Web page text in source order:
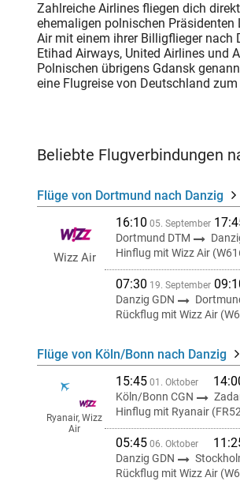
Zahlreiche Airlines fliegen dich
ehemaligen polnischen
Air mit einem ihrer Billigflieger
Etihad Airways, United Airlines und
Polnischen übrigens Gdansk
eine Flugreise von Deutschland
Beliebte Flugverbindungen
Flüge von Dortmund nach Danzig
16:10 05. September
Dortmund DTM
Hinflug mit Wizz Air
07:30 19. September
Danzig GDN
Rückflug mit Wizz Air
Wizz Air
Flüge von Köln/Bonn nach Danzig
15:45 01. Oktober
Köln/Bonn CGN
Hinflug mit Ryanair
05:45 06. Oktober
Danzig GDN
Rückflug mit Wizz Air
Ryanair, Wizz
Air